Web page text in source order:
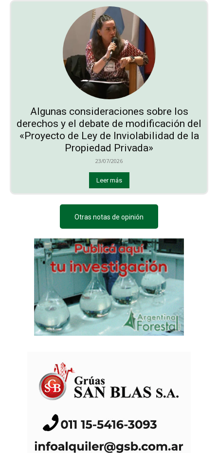
Algunas consideraciones sobre los
derechos y el debate de modificación del
«Proyecto de Ley de Inviolabilidad de la
Propiedad Privada»
23/07/2026
Leer más
Otras notas de opinión